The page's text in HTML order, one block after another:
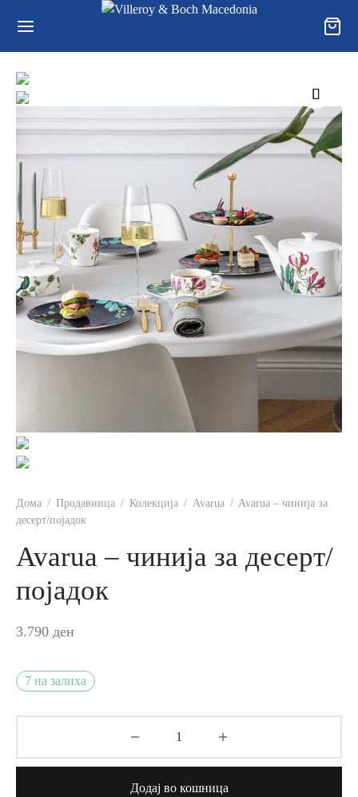
Дома / Продавница / Колекција / Avarua / Avarua – чинија за
десерт/појадок
Avarua – чинија за десерт/
појадок
3.790 ден
7 на залиха
Додај во кошница